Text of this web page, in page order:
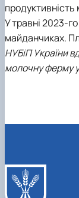
У травні 2023-
майданчиках.
НУБіП України
молочну ферму